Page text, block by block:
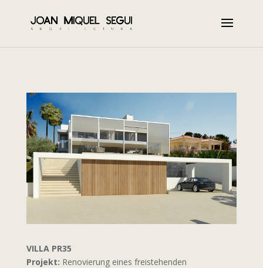
VILLA PR35
Projekt: Renovierung eines freistehenden